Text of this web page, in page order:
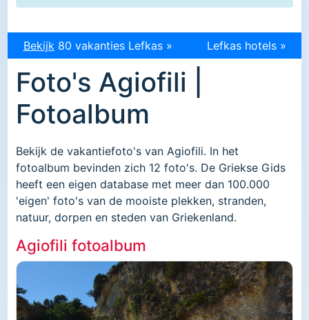
Bekijk 80 vakanties Lefkas » Lefkas hotels »
Foto's Agiofili |
Fotoalbum
Bekijk de vakantiefoto's van Agiofili. In het
fotoalbum bevinden zich 12 foto's. De Griekse Gids
heeft een eigen database met meer dan 100.000
'eigen' foto's van de mooiste plekken, stranden,
natuur, dorpen en steden van Griekenland.
Agiofili fotoalbum